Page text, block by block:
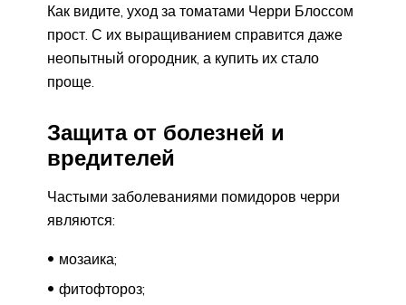
Как видите, уход за томатами Черри Блоссом
прост. С их выращиванием справится даже
неопытный огородник, а купить их стало
проще.
Защита от болезней и
вредителей
Частыми заболеваниями помидоров черри
являются:
мозаика;
фитофтороз;